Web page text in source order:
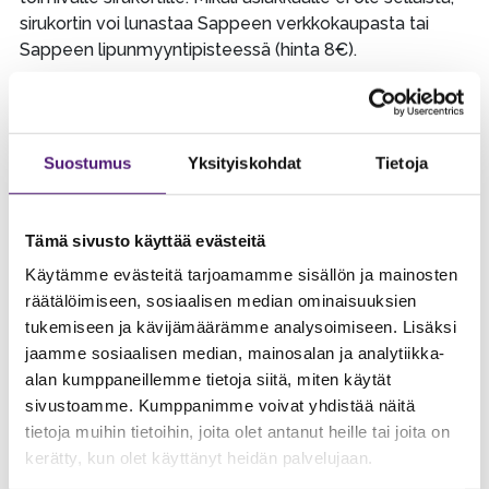
Suostumus Yksityiskohdat Tietoja
Tämä sivusto käyttää evästeitä
Käytämme evästeitä tarjoamamme sisällön ja mainosten
räätälöimiseen, sosiaalisen median ominaisuuksien
tukemiseen ja kävijämäärämme analysoimiseen. Lisäksi
jaamme sosiaalisen median, mainosalan ja analytiikka-
alan kumppaneillemme tietoja siitä, miten käytät
sivustoamme. Kumppanimme voivat yhdistää näitä
tietoja muihin tietoihin, joita olet antanut heille tai joita on
kerätty, kun olet käyttänyt heidän palvelujaan.
sirukortin voi lunastaa Sappeen verkkokaupasta tai
Sappeen lipunmyyntipisteessä (hinta 8€).
Kampanjan toteutuessa Sappee lähettää asiakkaalle,
asiakkaan ilmoittautumisen yhteydessä antamaan
sähköpostiosoitteeseen sähköpostiviestin. Viestissä on
maksetaan. Kausikortti tulee maksaa eräpäivään
mennessä (30.11.2025). Myöhässä olevasta maksusta
peritään kuluttajasuojan mukainen viivästyskorko. Mikäli
asiakas ei suorita maksua toisen maksuhuomautuksen
jälkeen, on Sappeella oikeus laittaa maksu perintään.
Hyväksytyt maksuvälineet
Kausikorttikampanjassa hyväksytään maksuvälineinä
Sappeen verkkokaupassa käytettävän Paytrailin